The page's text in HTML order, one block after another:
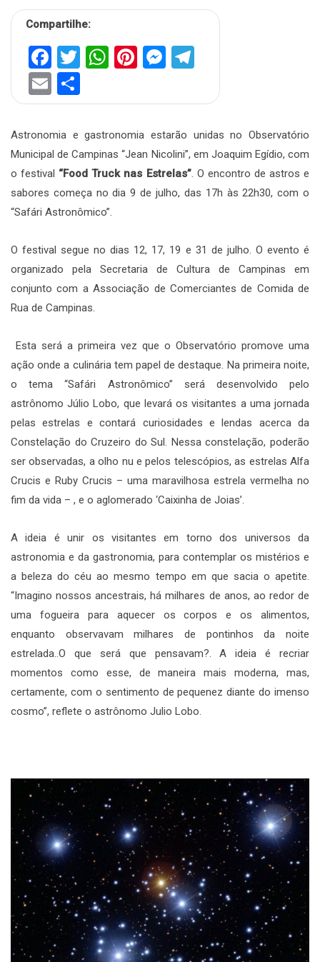
Compartilhe:
Facebook
Twitter
WhatsApp
Pinterest
Messenger
Email
Astronomia e gastronomia estarão unidas no Observatório
Municipal de Campinas “Jean Nicolini”, em Joaquim Egídio, com
o festival “Food Truck nas Estrelas”. O encontro de astros e
sabores começa no dia 9 de julho, das 17h às 22h30, com o
“Safári Astronômico”.
O festival segue no dias 12, 17, 19 e 31 de julho. O evento é
organizado pela Secretaria de Cultura de Campinas em
conjunto com a Associação de Comerciantes de Comida de
Rua de Campinas.
Esta será a primeira vez que o Observatório promove uma
ação onde a culinária tem papel de destaque. Na primeira noite,
o tema “Safári Astronômico” será desenvolvido pelo
astrônomo Júlio Lobo, que levará os visitantes a uma jornada
pelas estrelas e contará curiosidades e lendas acerca da
Constelação do Cruzeiro do Sul. Nessa constelação, poderão
ser observadas, a olho nu e pelos telescópios, as estrelas Alfa
Crucis e Ruby Crucis – uma maravilhosa estrela vermelha no
fim da vida – , e o aglomerado ‘Caixinha de Joias’.
A ideia é unir os visitantes em torno dos universos da
astronomia e da gastronomia, para contemplar os mistérios e
a beleza do céu ao mesmo tempo em que sacia o apetite.
“Imagino nossos ancestrais, há milhares de anos, ao redor de
uma fogueira para aquecer os corpos e os alimentos,
enquanto observavam milhares de pontinhos da noite
estrelada..O que será que pensavam?. A ideia é recriar
momentos como esse, de maneira mais moderna, mas,
certamente, com o sentimento de pequenez diante do imenso
cosmo”, reflete o astrônomo Julio Lobo.